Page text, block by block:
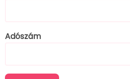
Adószám